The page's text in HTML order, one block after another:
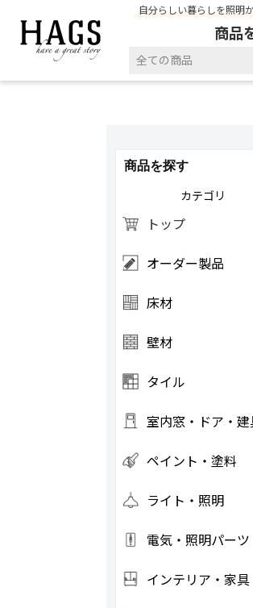
自分らしい暮らしを照明
商品
全ての商品
商品を探す
カテゴリ
トップ
オーダー製品
床材
壁材
タイル
室内窓・ドア・
ペイント・塗料
ライト・照明
電気・照明パーツ
インテリア・家具